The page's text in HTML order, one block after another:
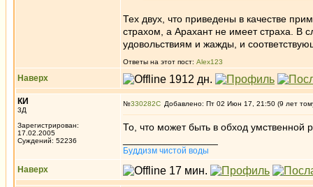
Тех двух, что приведены в качестве
страхом, а Арахант не имеет страха. В
удовольствиям и жажды, и
Ответы на этот пост: Alex123
Наверх
КИ
3Д
Зарегистрирован:
17.02.2005
Суждений: 52236
№330282 Добавлено: Пт 02 Июн 17, 21:50 (9 лет
То, что может быть в обход умственной
Буддизм чистой воды
Наверх